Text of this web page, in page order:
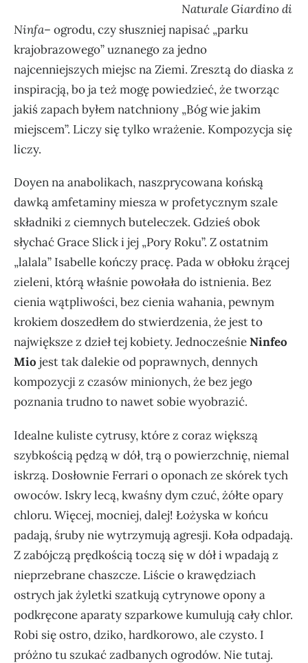
Naturale Giardino di
Ninfa– ogrodu, czy słuszniej napisać „parku
krajobrazowego” uznanego za jedno
najcenniejszych miejsc na Ziemi. Zresztą do diaska z
inspiracją, bo ja też mogę powiedzieć, że tworząc
jakiś zapach byłem natchniony „Bóg wie jakim
miejscem”. Liczy się tylko wrażenie. Kompozycja się
liczy.
Doyen na anabolikach, naszprycowana końską
dawką amfetaminy miesza w profetycznym szale
składniki z ciemnych buteleczek. Gdzieś obok
słychać Grace Slick i jej „Pory Roku”. Z ostatnim
„lalala” Isabelle kończy pracę. Pada w obłoku żrącej
zieleni, którą właśnie powołała do istnienia. Bez
cienia wątpliwości, bez cienia wahania, pewnym
krokiem doszedłem do stwierdzenia, że jest to
największe z dzieł tej kobiety. JednocześnieNinfeo
Mio jest tak dalekie od poprawnych, dennych
kompozycji z czasów minionych, że bez jego
poznania trudno to nawet sobie wyobrazić.
Idealne kuliste cytrusy, które z coraz większą
szybkością pędzą w dół, trą o powierzchnię, niemal
iskrzą. Dosłownie Ferrari o oponach ze skórek tych
owoców. Iskry lecą, kwaśny dym czuć, żółte opary
chloru. Więcej, mocniej, dalej! Łożyska w końcu
padają, śruby nie wytrzymują agresji. Koła odpadają.
Z zabójczą prędkością toczą się w dół i wpadają z
nieprzebrane chaszcze. Liście o krawędziach
ostrych jak żyletki szatkują cytrynowe opony a
podkręcone aparaty szparkowe kumulują cały chlor.
Robi się ostro, dziko, hardkorowo, ale czysto. I
próżno tu szukać zadbanych ogrodów. Nie tutaj.